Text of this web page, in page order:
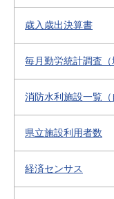
歳入歳出決算書
毎月勤労統計調査（
消防水利施設一覧（
県立施設利用者数
経済センサス